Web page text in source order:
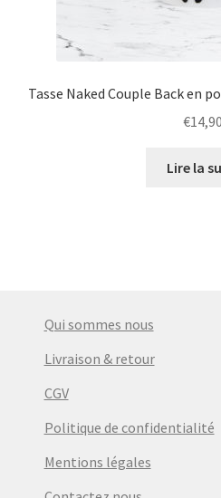
Tasse Naked Couple Back en
€14,90
Lire la
Qui sommes nous
Livraison & retour
CGV
Politique de confidentialité
Mentions légales